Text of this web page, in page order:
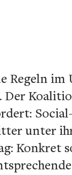
Regeln
unter
Konkret